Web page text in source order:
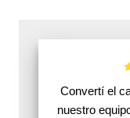
Convertí el
nuestro